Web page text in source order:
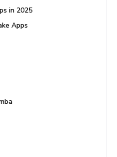
in 2025
Apps